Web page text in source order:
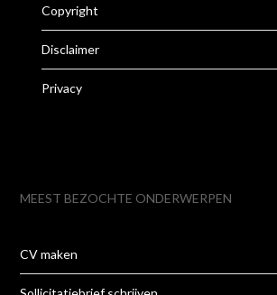
Copyright
Disclaimer
Privacy
MEEST BEZOCHTE ONDERWERPEN
CV maken